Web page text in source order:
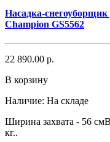
Насадка-
Champion GS5562
22 890.00 р.
В корзину
Наличие: На складе
Ширина захвата - 56
кг..